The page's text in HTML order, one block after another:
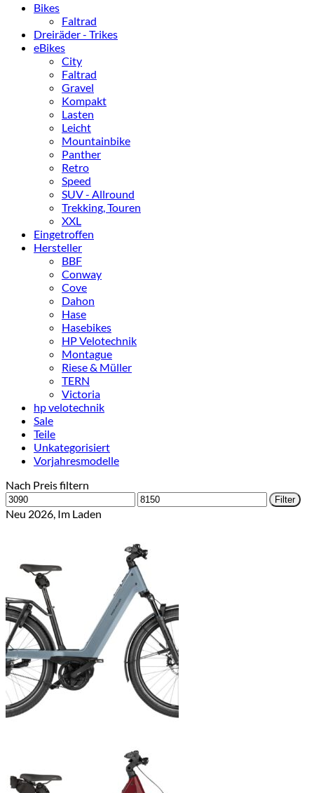
Bikes
Faltrad
Dreiräder - Trikes
eBikes
City
Faltrad
Gravel
Kompakt
Lasten
Leicht
Mountainbike
Panther
Retro
Speed
SUV - Allround
Trekking, Touren
XXL
Eingetroffen
Hersteller
BBF
Conway
Cove
Dahon
Hase
Hasebikes
HP Velotechnik
Montague
Riese & Müller
TERN
Victoria
hp velotechnik
Sale
Teile
Unkategorisiert
Vorjahresmodelle
Nach Preis filtern
Min.
Preis
Max.
Preis
Filter
Neu 2026, Im Laden